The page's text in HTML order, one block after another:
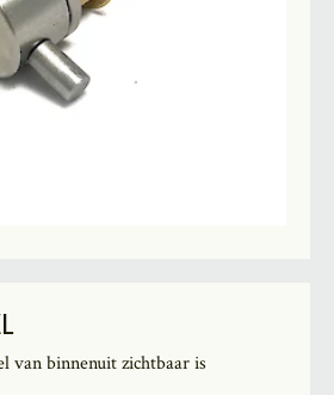
van binnenuit zichtbaar is